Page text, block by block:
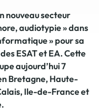
nouveau secteur
audiotypie » dans
» pour sa
ESAT et EA. Cette
aujourd’hui 7
Bretagne, Haute-
Ile-de-France et